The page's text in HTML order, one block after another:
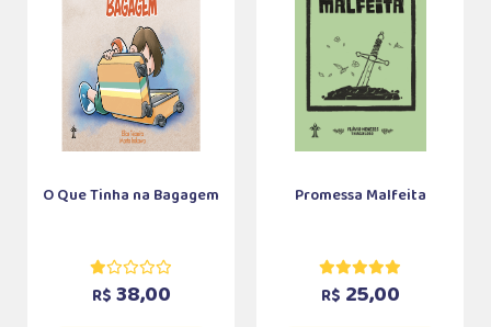
O Que Tinha na Bagagem
R$ 38,00
Promessa Malfeita
R$ 25,00